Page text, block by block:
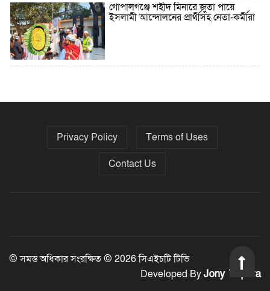
গোপালগঞ্জে শহীদ মিনারে জুতা পায়ে
ইসলামী আন্দোলনের প্রার্থীসহ নেতা-কর্মীরা
নির্বাচনের তফসিল ৮-১৫ ডিসেম্বরের মধ্যে
Privacy Policy
Terms of Uses
Contact Us
© সমস্ত অধিকার সংরক্ষিত © 2026 সিএইচটি টিভি
Developed ByJony Tripura